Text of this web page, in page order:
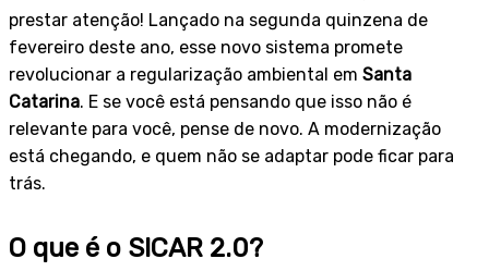
prestar atenção! Lançado na segunda quinzena de
fevereiro deste ano, esse novo sistema promete
revolucionar a regularização ambiental em Santa
Catarina. E se você está pensando que isso não é
relevante para você, pense de novo. A modernização
está chegando, e quem não se adaptar pode ficar para
trás.
O que é o SICAR 2.0?